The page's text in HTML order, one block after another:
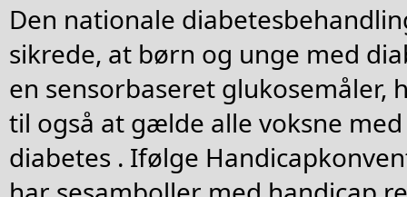
Den nationale
sikrede, at børn og unge med
en sensorbaseret glukosemåler,
til også at gælde alle voksne
diabetes . Ifølge